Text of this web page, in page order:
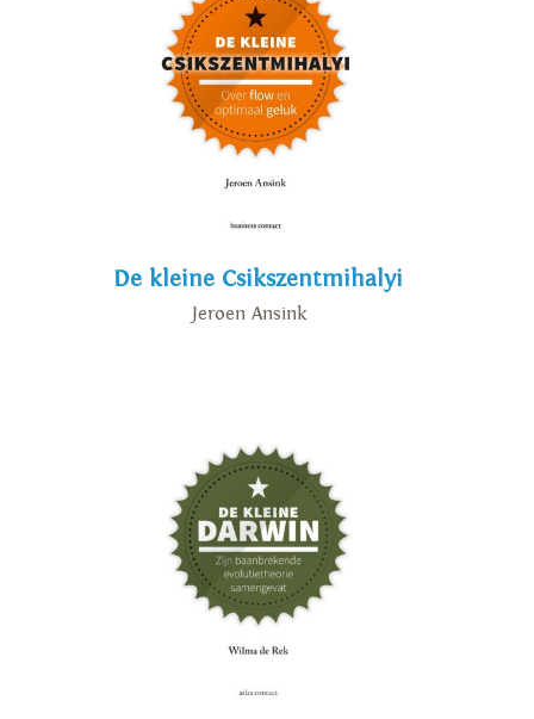
De kleine Csikszentmihalyi
Jeroen Ansink